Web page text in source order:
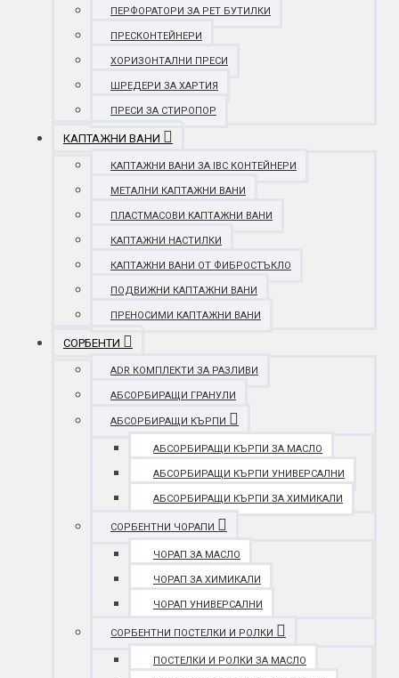
ПЕРФОРАТОРИ ЗА PET БУТИЛКИ
ПРЕСКОНТЕЙНЕРИ
ХОРИЗОНТАЛНИ ПРЕСИ
ШРЕДЕРИ ЗА ХАРТИЯ
ПРЕСИ ЗА СТИРОПОР
КАПТАЖНИ ВАНИ
КАПТАЖНИ ВАНИ ЗА IBC КОНТЕЙНЕРИ
МЕТАЛНИ КАПТАЖНИ ВАНИ
ПЛАСТМАСОВИ КАПТАЖНИ ВАНИ
КАПТАЖНИ НАСТИЛКИ
КАПТАЖНИ ВАНИ ОТ ФИБРОСТЪКЛО
ПОДВИЖНИ КАПТАЖНИ ВАНИ
ПРЕНОСИМИ КАПТАЖНИ ВАНИ
СОРБЕНТИ
ADR КОМПЛЕКТИ ЗА РАЗЛИВИ
АБСОРБИРАЩИ ГРАНУЛИ
АБСОРБИРАЩИ КЪРПИ
АБСОРБИРАЩИ КЪРПИ ЗА МАСЛО
АБСОРБИРАЩИ КЪРПИ УНИВЕРСАЛНИ
АБСОРБИРАЩИ КЪРПИ ЗА ХИМИКАЛИ
СОРБЕНТНИ ЧОРАПИ
ЧОРАП ЗА МАСЛО
ЧОРАП ЗА ХИМИКАЛИ
ЧОРАП УНИВЕРСАЛНИ
СОРБЕНТНИ ПОСТЕЛКИ И РОЛКИ
ПОСТЕЛКИ И РОЛКИ ЗА МАСЛО